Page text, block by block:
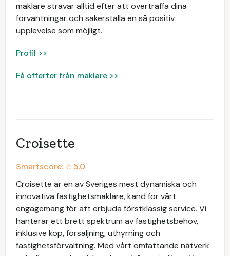
mäklare strävar alltid efter att överträffa dina
förväntningar och säkerställa en så positiv
upplevelse som möjligt.
Profil >>
Få offerter från mäklare >>
Croisette
Smartscore: ☆5.0
Croisette är en av Sveriges mest dynamiska och
innovativa fastighetsmäklare, känd för vårt
engagemang för att erbjuda förstklassig service. Vi
hanterar ett brett spektrum av fastighetsbehov,
inklusive köp, försäljning, uthyrning och
fastighetsförvaltning. Med vårt omfattande nätverk